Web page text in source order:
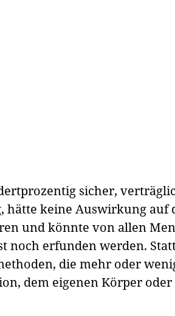
sicher,
hätte keine Auswirkung
und könnte von allen
noch erfunden werden.
die mehr oder
dem eigenen Körper